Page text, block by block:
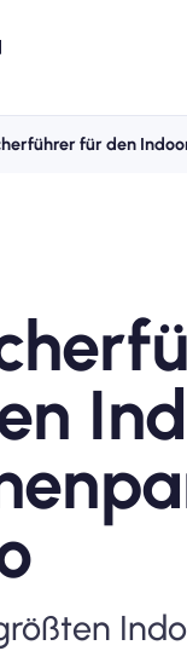
Shop-Tarife
eSIM